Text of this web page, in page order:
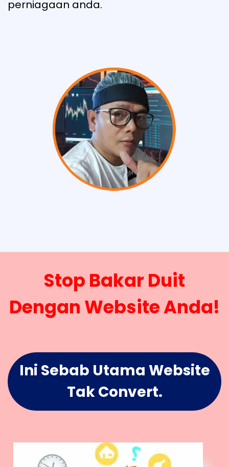
perniagaan anda.
Stop Bakar Duit
Dengan Website Anda!
Ini Sebab Utama Website
Tak Convert.